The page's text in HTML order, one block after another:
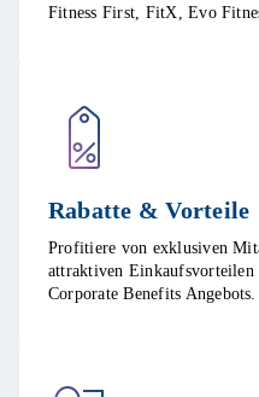
Fitness First, FitX, Evo
Rabatte & Vorteile​
Profitiere von exklusiven
attraktiven Einkaufsvorteilen
Corporate Benefits Angebots. ​